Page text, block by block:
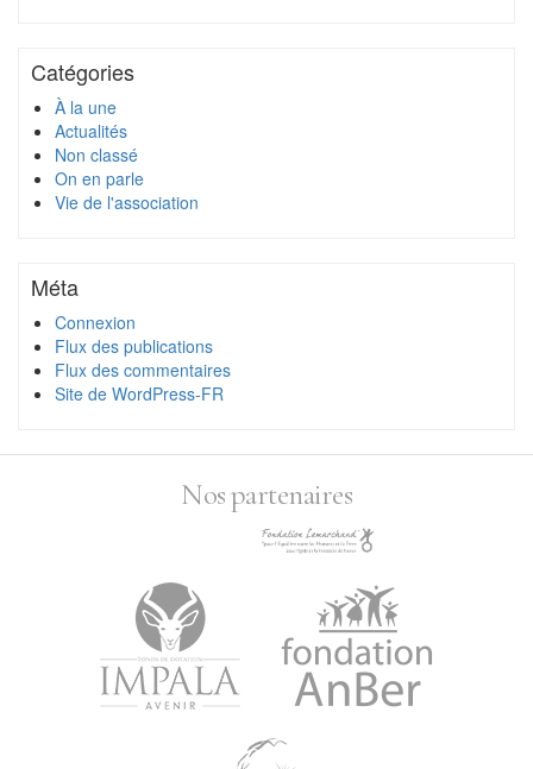
Catégories
À la une
Actualités
Non classé
On en parle
Vie de l'association
Méta
Connexion
Flux des publications
Flux des commentaires
Site de WordPress-FR
Nos partenaires